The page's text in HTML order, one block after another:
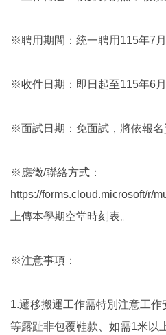
※聘用期間：統一聘用115年7
※收件日期：即日起至115年6
※面試日期：免面試，將依報
※應徵/聯絡方式：
https://forms.cloud.microsoft/r/
上傳本學期空堂時刻表。
※注意事項：
1.遷移搬運工作需特別注意工
等露趾非包覆鞋款、如需1米以